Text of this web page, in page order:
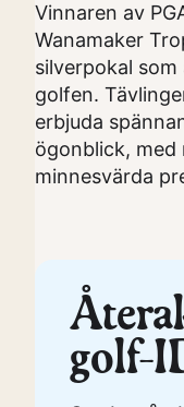
Vinnaren av
Wanamaker
silverpokal
golfen.
erbjuda
ögonblick, med
minnesvärda
golf-